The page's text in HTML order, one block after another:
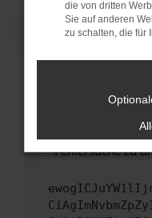
führen, dass
unterstützt
Wende dich an
Wenn du alle
hast, kontaktiere
uns diesen Text
Fehlersuche zu
die von dritten
Sie auf anderen
zu schalten, die für